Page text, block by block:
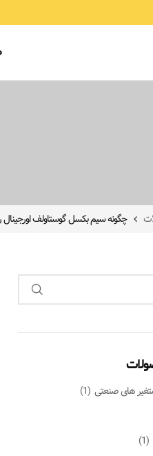
چگونه سیم بکسل گوستاولف
های صنعتی (1)
(1)